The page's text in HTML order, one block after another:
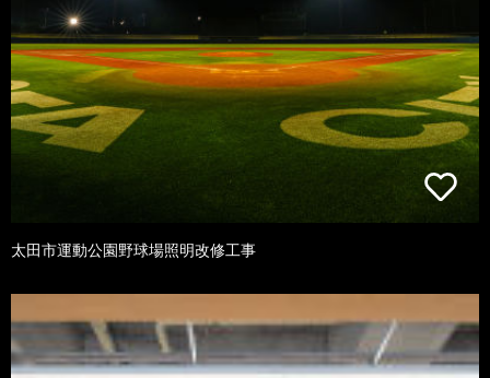
太田市運動公園野球場照明改修工事